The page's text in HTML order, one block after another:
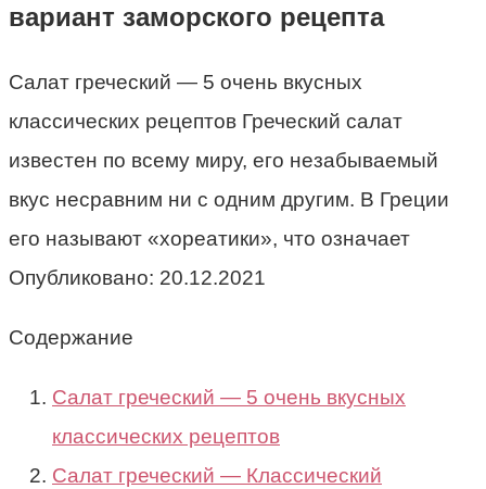
вариант заморского рецепта
Салат греческий — 5 очень вкусных
классических рецептов Греческий салат
известен по всему миру, его незабываемый
вкус несравним ни с одним другим. В Греции
его называют «хореатики», что означает
Опубликовано: 20.12.2021
Содержание
Салат греческий — 5 очень вкусных
классических рецептов
Салат греческий — Классический